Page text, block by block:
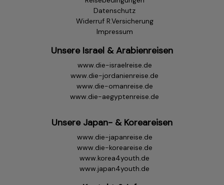
Datenschutz
Widerruf R.Versicherung
Impressum
Unsere Israel & Arabienreisen
www.die-israelreise.de
www.die-jordanienreise.de
www.die-omanreise.de
www.die-aegyptenreise.de
Unsere Japan- & Koreareisen
www.die-japanreise.de
www.die-koreareise.de
www.korea4youth.de
www.japan4youth.de